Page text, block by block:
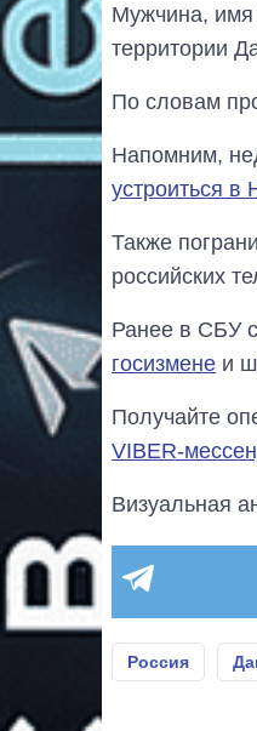
Мужчина, имя
территории
По словам
Напомним,
устроиться
Также
российских
Ранее в СБУ
госизмене и
Получайте
VIBER-
Визуальная
Россия